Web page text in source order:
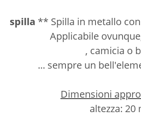
spilla ** Spilla in metallo
Applicabile
, camicia o
... sempre un
Dimensioni
altezza: 20